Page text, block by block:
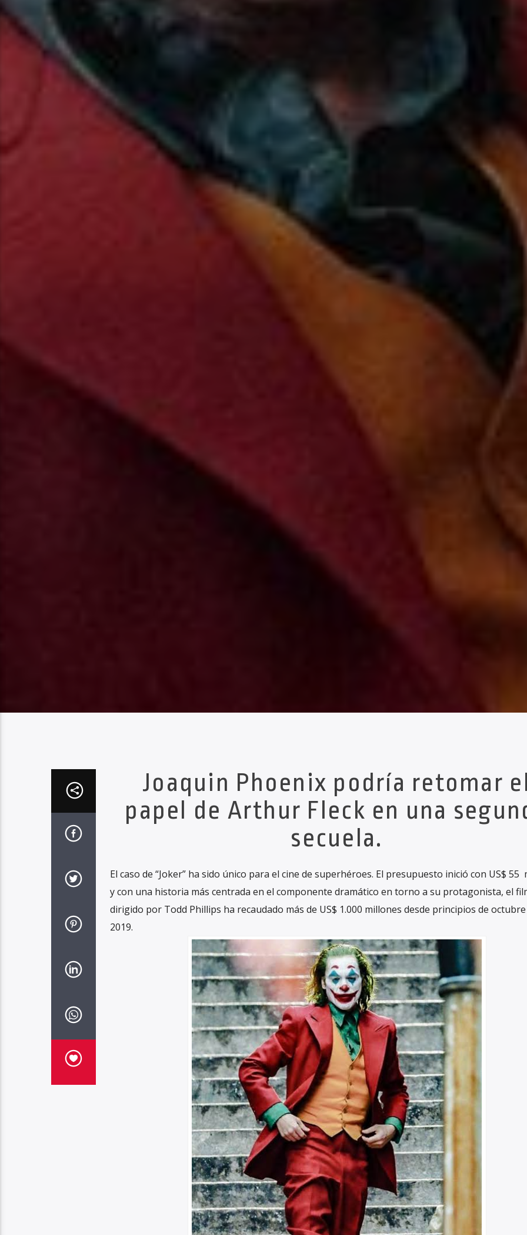
Joaquin Phoenix podría retomar
papel de Arthur Fleck en una
secuela.
El caso de “Joker” ha sido único para el cine de superhéroes. El presupuesto inició con US$ 55
y con una historia más centrada en el componente dramático en torno a su protagonista, el
dirigido por Todd Phillips ha recaudado más de US$ 1.000 millones desde principios de
2019.